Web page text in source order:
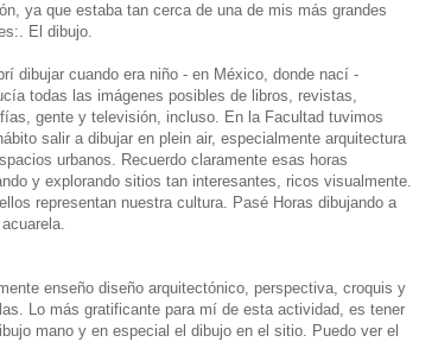
ya que estaba tan cerca de una de mis más grandes
El dibujo.
dibujar cuando era niño - en México, donde nací -
todas las imágenes posibles de libros, revistas,
gente y televisión, incluso. En la Facultad tuvimos
salir a dibujar en plein air, especialmente arquitectura
urbanos. Recuerdo claramente esas horas
y explorando sitios tan interesantes, ricos visualmente.
representan nuestra cultura. Pasé Horas dibujando a
enseño diseño arquitectónico, perspectiva, croquis y
Lo más gratificante para mí de esta actividad, es tener
mano y en especial el dibujo en el sitio. Puedo ver el